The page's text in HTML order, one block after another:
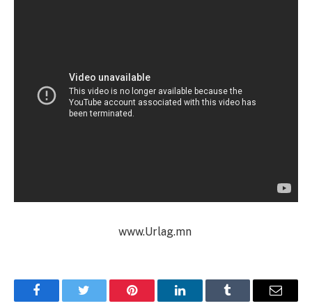
www.Urlag.mn
FacebookTwitter Pinterest LinkedInTumblr Имэйл